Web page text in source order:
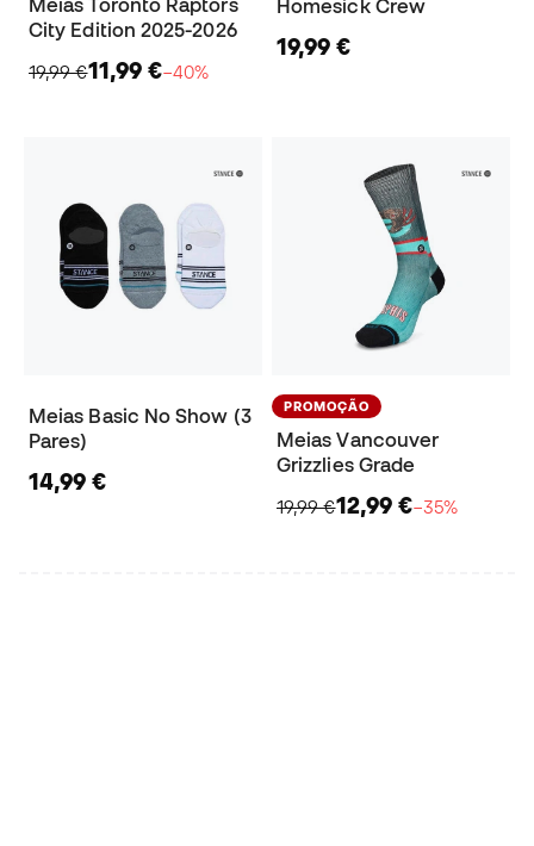
Meias Toronto Raptors
City Edition 2025-2026
19,99 €11,99 €−40%
Homesick Crew
19,99 €
Meias Basic No Show (3
Pares)
14,99 €
PROMOÇÃO
Meias Vancouver
Grizzlies Grade
19,99 €12,99 €−35%